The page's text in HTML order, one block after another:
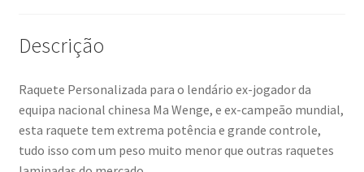
Descrição
Raquete Personalizada para o lendário ex-jogador da
equipa nacional chinesa Ma Wenge, e ex-campeão mundial,
esta raquete tem extrema potência e grande controle,
tudo isso com um peso muito menor que outras raquetes